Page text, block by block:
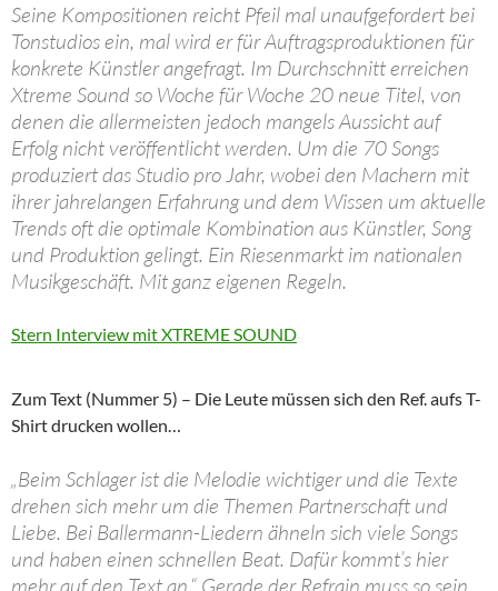
Seine Kompositionen reicht Pfeil mal unaufgefordert bei
Tonstudios ein, mal wird er für Auftragsproduktionen für
konkrete Künstler angefragt. Im Durchschnitt erreichen
Xtreme Sound so Woche für Woche 20 neue Titel, von
denen die allermeisten jedoch mangels Aussicht auf
Erfolg nicht veröffentlicht werden. Um die 70 Songs
produziert das Studio pro Jahr, wobei den Machern mit
ihrer jahrelangen Erfahrung und dem Wissen um aktuelle
Trends oft die optimale Kombination aus Künstler, Song
und Produktion gelingt. Ein Riesenmarkt im nationalen
Musikgeschäft. Mit ganz eigenen Regeln.
Stern Interview mit XTREME SOUND
Zum Text (Nummer 5) – Die Leute müssen sich den Ref. aufs T-
Shirt drucken wollen…
„Beim Schlager ist die Melodie wichtiger und die Texte
drehen sich mehr um die Themen Partnerschaft und
Liebe. Bei Ballermann-Liedern ähneln sich viele Songs
und haben einen schnellen Beat. Dafür kommt’s hier
mehr auf den Text an.“ Gerade der Refrain muss so sein,